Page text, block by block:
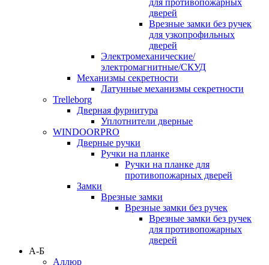
для противопожарных
дверей
Врезные замки без ручек
для узкопрофильных
дверей
Электромеханические/
электромагнитные/СКУД
Механизмы секретности
Латунные механизмы секретности
Trelleborg
Дверная фурнитура
Уплотнители дверные
WINDOORPRO
Дверные ручки
Ручки на планке
Ручки на планке для
противопожарных дверей
Замки
Врезные замки
Врезные замки без ручек
Врезные замки без ручек
для противопожарных
дверей
А-Б
Аллюр